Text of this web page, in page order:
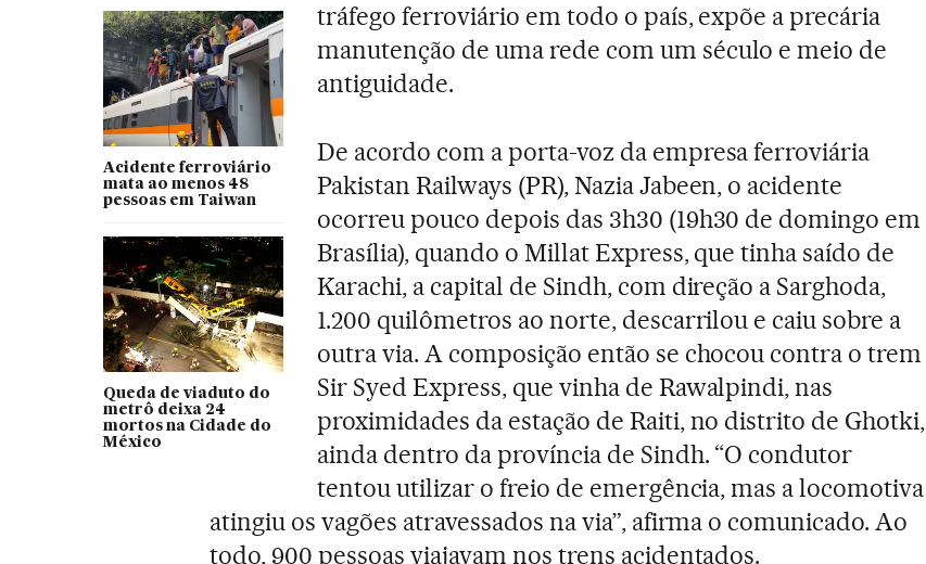
Acidente ferroviário
mata ao menos 48
pessoas em Taiwan
Queda de viaduto do
metrô deixa 24
mortos na Cidade do
México
tráfego ferroviário em todo o país, expõe a precária
manutenção de uma rede com um século e meio de
antiguidade.
De acordo com a porta-voz da empresa ferroviária
Pakistan Railways (PR), Nazia Jabeen, o acidente
ocorreu pouco depois das 3h30 (19h30 de domingo em
Brasília), quando o Millat Express, que tinha saído de
Karachi, a capital de Sindh, com direção a Sarghoda,
1.200 quilômetros ao norte, descarrilou e caiu sobre a
outra via. A composição então se chocou contra o trem
Sir Syed Express, que vinha de Rawalpindi, nas
proximidades da estação de Raiti, no distrito de Ghotki,
ainda dentro da província de Sindh. “O condutor
tentou utilizar o freio de emergência, mas a locomotiva
atingiu os vagões atravessados na via”, afirma o comunicado. Ao
todo, 900 pessoas viajavam nos trens acidentados.